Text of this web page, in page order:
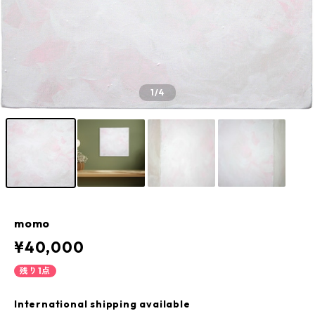
1/4
momo
¥40,000
残り1点
International shipping available